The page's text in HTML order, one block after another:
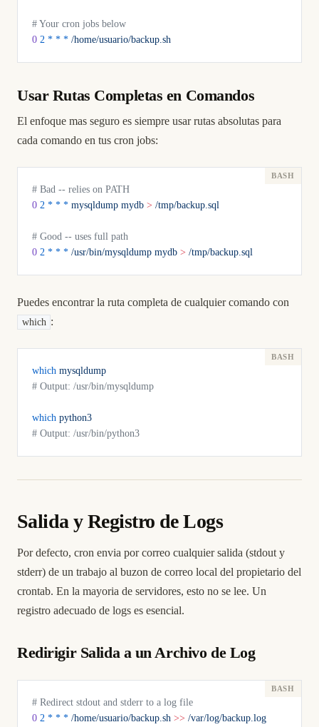
# Your cron jobs below
0 2 * * * /home/usuario/backup.sh
Usar Rutas Completas en Comandos
El enfoque mas seguro es siempre usar rutas absolutas para
cada comando en tus cron jobs:
# Bad -- relies on PATH
0 2 * * * mysqldump mydb > /tmp/backup.sql
# Good -- uses full path
0 2 * * * /usr/bin/mysqldump mydb > /tmp/backup.sql
Puedes encontrar la ruta completa de cualquier comando con
which :
which mysqldump
# Output: /usr/bin/mysqldump
which python3
# Output: /usr/bin/python3
Salida y Registro de Logs
Por defecto, cron envia por correo cualquier salida (stdout y
stderr) de un trabajo al buzon de correo local del propietario del
crontab. En la mayoria de servidores, esto no se lee. Un
registro adecuado de logs es esencial.
Redirigir Salida a un Archivo de Log
# Redirect stdout and stderr to a log file
0 2 * * * /home/usuario/backup.sh >> /var/log/backup.log